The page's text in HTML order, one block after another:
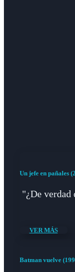
Un jefe en pañales
"¿De verdad
VER MÁS
Batman vuelve